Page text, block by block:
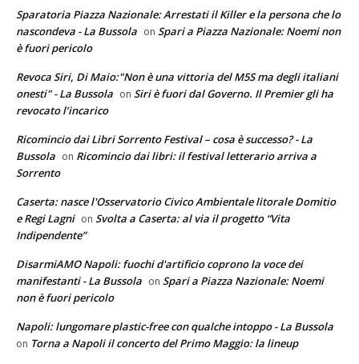
Sparatoria Piazza Nazionale: Arrestati il Killer e la persona che lo
nascondeva - La Bussola on Spari a Piazza Nazionale: Noemi non
è fuori pericolo
Revoca Siri, Di Maio:"Non è una vittoria del M5S ma degli italiani
onesti" - La Bussola on Siri è fuori dal Governo. Il Premier gli ha
revocato l’incarico
Ricomincio dai Libri Sorrento Festival – cosa è successo? - La
Bussola on Ricomincio dai libri: il festival letterario arriva a
Sorrento
Caserta: nasce l'Osservatorio Civico Ambientale litorale Domitio
e Regi Lagni on Svolta a Caserta: al via il progetto “Vita
Indipendente”
DisarmiAMO Napoli: fuochi d'artificio coprono la voce dei
manifestanti - La Bussola on Spari a Piazza Nazionale: Noemi
non è fuori pericolo
Napoli: lungomare plastic-free con qualche intoppo - La Bussola
on Torna a Napoli il concerto del Primo Maggio: la lineup